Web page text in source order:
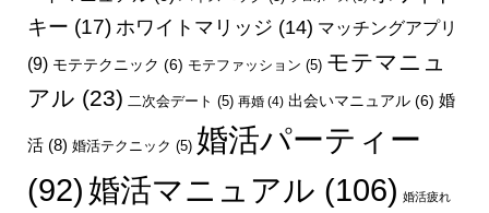
キー (17) ホワイトマリッジ (14) マッチングアプリ
(9) モテテクニック (6) モテファッション (5) モテマニュ
アル (23) 二次会デート (5) 再婚(4) 出会いマニュアル(6) 婚
活(8) 婚活テクニック (5) 婚活パーティー
(92) 婚活マニュアル (106) 婚活疲れ